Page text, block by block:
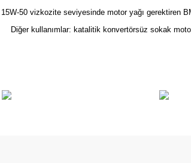
50 vizkozite seviyesinde motor yağı gerektiren
Diğer kullanımlar: katalitik konvertörsüz sokak
Bu ürüne ilk yorumu